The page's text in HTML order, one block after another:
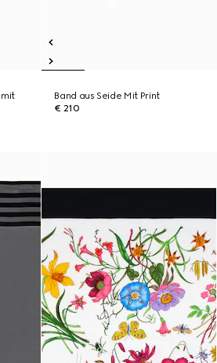
Band aus Seide Mit Print
€ 210